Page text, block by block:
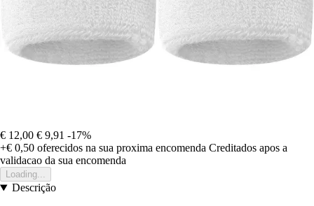
€ 12,00 € 9,91 -17%
+€ 0,50 oferecidos na sua proxima encomenda Creditados apos a
validacao da sua encomenda
Loading...
Descrição